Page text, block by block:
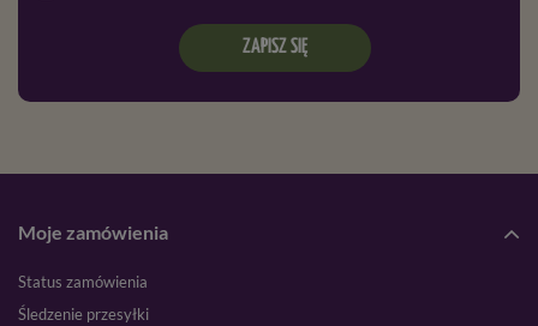
ZAPISZ SIĘ
Moje zamówienia
Status zamówienia
Śledzenie przesyłki